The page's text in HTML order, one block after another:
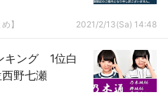
】 2021/2/13(Sa) 14:48
キング 1位白
野七瀬